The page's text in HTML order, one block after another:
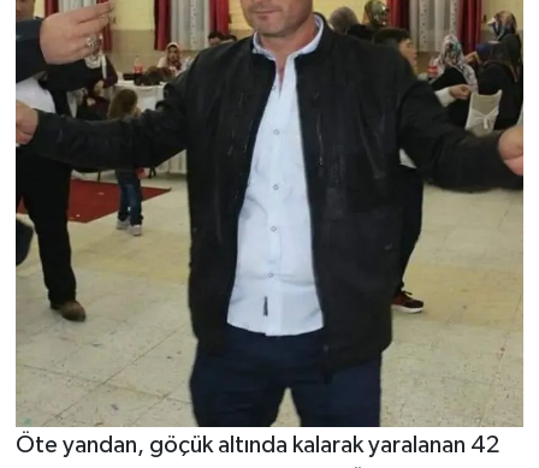
Öte yandan, göçük altında kalarak yaralanan 42